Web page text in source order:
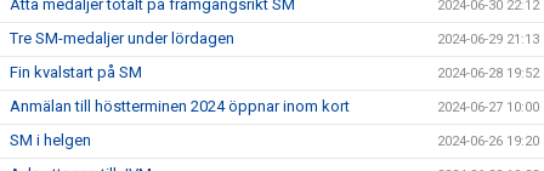
Åtta medaljer totalt på framgångsrikt SM 2024-06-30 22:12
Tre SM-medaljer under lördagen 2024-06-29 21:13
Fin kvalstart på SM 2024-06-28 19:52
Anmälan till höstterminen 2024 öppnar inom kort 2024-06-27 10:00
SM i helgen 2024-06-26 19:20